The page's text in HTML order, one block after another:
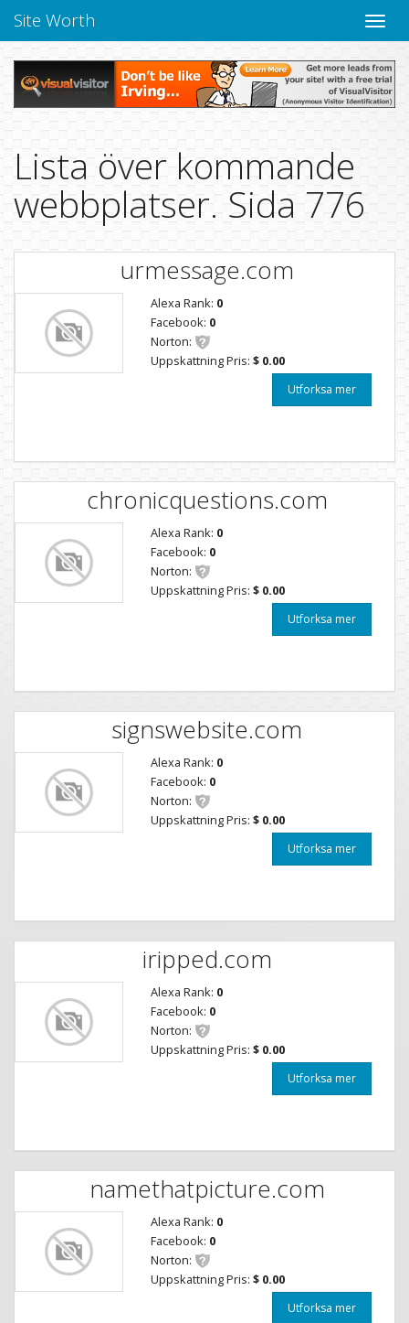
Toggle
Site Worth
Lista över kommande
webbplatser. Sida 776
urmessage.com
Alexa Rank: 0
Facebook: 0
Norton:
Uppskattning Pris: $ 0.00
Utforksa mer
chronicquestions.com
Alexa Rank: 0
Facebook: 0
Norton:
Uppskattning Pris: $ 0.00
Utforksa mer
signswebsite.com
Alexa Rank: 0
Facebook: 0
Norton:
Uppskattning Pris: $ 0.00
Utforksa mer
iripped.com
Alexa Rank: 0
Facebook: 0
Norton:
Uppskattning Pris: $ 0.00
Utforksa mer
namethatpicture.com
Alexa Rank: 0
Facebook: 0
Norton:
Uppskattning Pris: $ 0.00
Utforksa mer